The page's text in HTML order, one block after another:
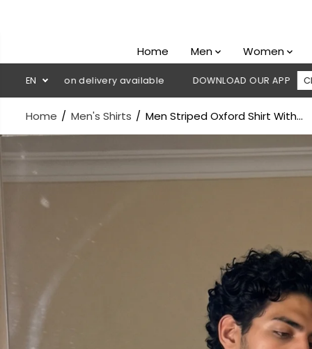
Home Men Women
EN
on delivery available DOWNLOAD OUR APP CLICK HERE
Home Men's Shirts Men Striped Oxford Shirt With...
PRODUCT
INFORMATION